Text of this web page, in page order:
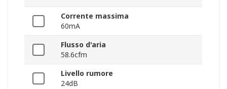
Corrente massima
60mA
Flusso d'aria
58.6cfm
Livello rumore
24dB